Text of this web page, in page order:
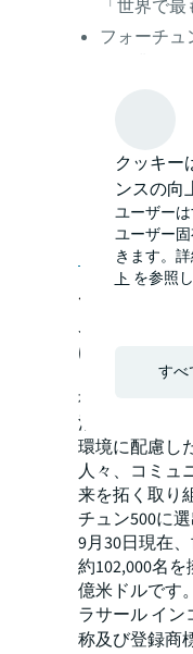
「世界で
フォーチ
ニューズ
リリースPDF
JLLについて
JLL（ニュー
は、不動産に
ローバルに
社です。JLL
活用した価値
環境に配慮し
人々、コミュ
来を拓く取り
チュン500に
9月30日現在
約102,000名
億米ドルです
ラサール イ
称及び登録商
クッキー
ンスの向
ユーザー
ユーザー
きます。
トを参照し
すべ